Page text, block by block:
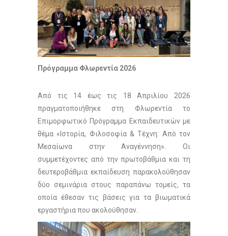
Πρόγραμμα Φλωρεντία 2026
Από τις 14 έως τις 18 Απριλίου 2026
πραγματοποιήθηκε στη Φλωρεντία το
Επιμορφωτικό Πρόγραμμα Εκπαιδευτικών με
θέμα «Ιστορία, Φιλοσοφία & Τέχνη: Από τον
Μεσαίωνα στην Αναγέννηση». Οι
συμμετέχοντες από την πρωτοβάθμια και τη
δευτεροβάθμια εκπαίδευση παρακολούθησαν
δύο σεμινάρια στους παραπάνω τομείς, τα
οποία έθεσαν τις βάσεις για τα βιωματικά
εργαστήρια που ακολούθησαν.